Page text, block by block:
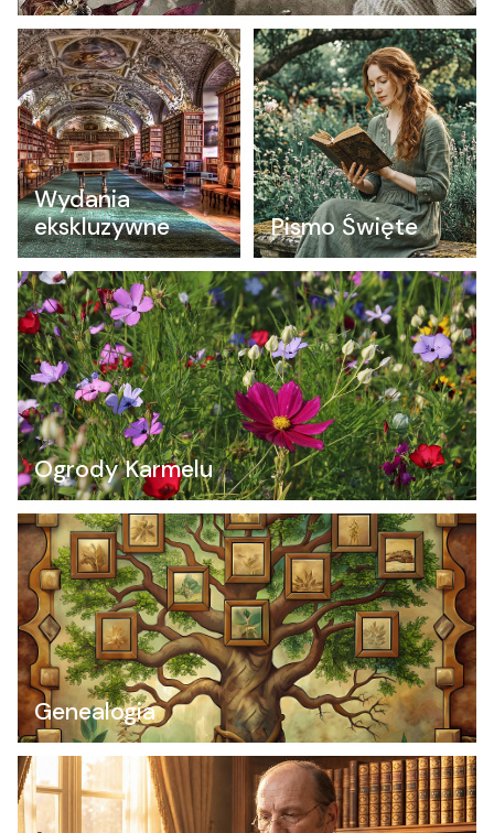
Wydania
ekskluzywne
Pismo Święte
Ogrody Karmelu
Genealogia